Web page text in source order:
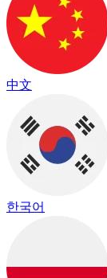
中文
한국어